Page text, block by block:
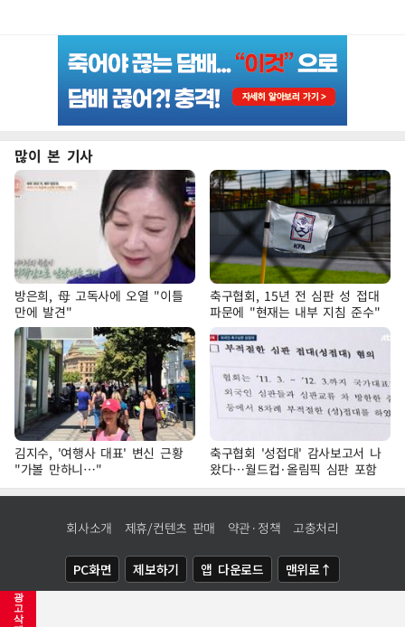
광
고
삭
많이 본 기사
방은희, 母 고독사에 오열 "이틀
만에 발견"
축구협회, 15년 전 심판 성 접대
파문에 "현재는 내부 지침 준수"
김지수, '여행사 대표' 변신 근황
"가볼 만하니…"
축구협회 '성접대' 감사보고서 나
왔다…월드컵·올림픽 심판 포함
회사소개 제휴/컨텐츠 판매 약관·정책 고충처리
PC화면 제보하기 앱 다운로드 맨위로↑